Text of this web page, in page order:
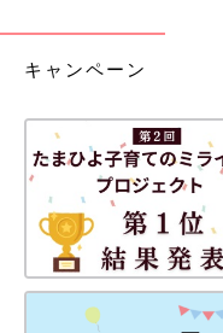
キャンペーン